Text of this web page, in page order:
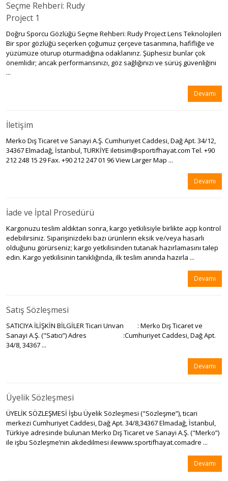
Seçme Rehberi: Rudy
Project 1
Doğru Sporcu Gözlüğü Seçme Rehberi: Rudy Project Lens Teknolojileri
Bir spor gözlüğü seçerken çoğumuz çerçeve tasarımına, hafifliğe ve
yüzümüze oturup oturmadığına odaklanırız. Şüphesiz bunlar çok
önemlidir; ancak performansınızı, göz sağlığınızı ve sürüş güvenliğini
...
Devamı
İletişim
Merko Dış Ticaret ve Sanayi A.Ş. Cumhuriyet Caddesi, Dağ Apt. 34/12,
34367 Elmadağ, İstanbul, TURKİYE iletisim@sportifhayat.com Tel. +90
212 248 15 29 Fax. +90 212 247 01 96 View Larger Map ...
Devamı
İade ve İptal Prosedürü
Kargonuzu teslim aldıktan sonra, kargo yetkilisiyle birlikte açıp kontrol
edebilirsiniz. Siparişinizdeki bazı ürünlerin eksik ve/veya hasarlı
olduğunu görürseniz; kargo yetkilisinden tutanak hazırlamasını talep
edin. Kargo yetkilisinin tanıklığında, ilk teslim anında hazırla ...
Devamı
Satış Sözleşmesi
SATICIYA İLİŞKİN BİLGİLER Ticari Unvan : Merko Dış Ticaret ve
Sanayi A.Ş. ("Satıcı”) Adres :Cumhuriyet Caddesi, Dağ Apt.
34/8, 34367 ...
Devamı
Üyelik Sözleşmesi
ÜYELİK SÖZLEŞMESİ İşbu Üyelik Sözleşmesi ("Sözleşme”), ticari
merkezi Cumhuriyet Caddesi, Dağ Apt. 34/8,34367 Elmadağ, İstanbul,
Türkiye adresinde bulunan Merko Dış Ticaret ve Sanayi A.Ş. ("Merko”)
ile işbu Sözleşme’nin akdedilmesi ilewww.sportifhayat.comadre ...
Devamı